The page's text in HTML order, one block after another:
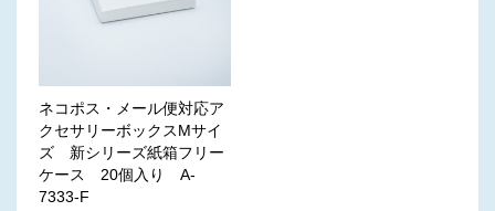
ネコポス・メール便対応ア
クセサリーボックスMサイ
ズ 新シリーズ紙箱フリー
ケース 20個入り A-
7333-F